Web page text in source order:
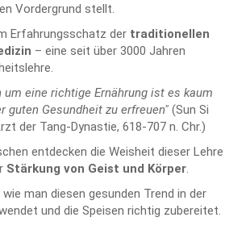
Vordergrund stellt.
Erfahrungsschatz der traditionellen
– eine seit über 3000 Jahren
um eine richtige Ernährung ist es kaum
guten Gesundheit zu erfreuen" (Sun Si
der Tang-Dynastie, 618-707 n. Chr.)
entdecken die Weisheit dieser Lehre
Stärkung von Geist und Körper.
man diesen gesunden Trend in der
und die Speisen richtig zubereitet.